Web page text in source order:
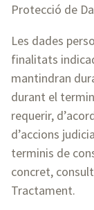
Protecció de
Les dades
finalitats
mantindran
durant el
requerir,
d’accions
terminis de
concret,
Tractament.